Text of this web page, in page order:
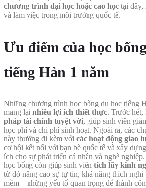
chương trình đại học hoặc cao học tại đây,
và làm việc trong môi trường quốc tế.
Ưu điểm của học
tiếng Hàn 1 năm
Những chương trình học bổng du học tiếng
mang lại nhiều lợi ích thiết thực. Trước hết,
pháp tài chính tuyệt vời, giúp sinh viên
học phí và chi phí sinh hoạt. Ngoài ra, các
này thường đi kèm với các hoạt động giao
cơ hội kết nối với bạn bè quốc tế và xây
ích cho sự phát triển cá nhân và nghề
học bổng còn giúp sinh viên tích lũy kinh
từ đó nâng cao sự tự tin, khả năng thích nghi
mềm – những yếu tố quan trọng để thành